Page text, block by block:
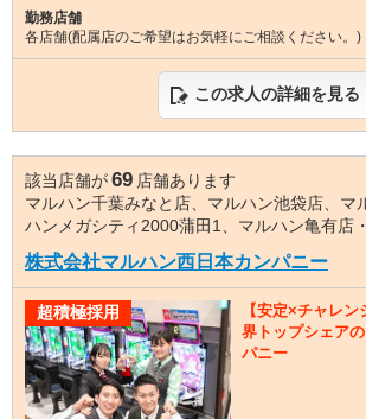
勤務店舗
各店舗(配属店のご希望はお気軽にご相談ください。)
この求人の詳細を見る
該当店舗が69 店舗あります
マルハン千葉みなと店、マルハン池袋店、マ
ハンメガシティ2000蒲田1、マルハン亀有店
株式会社マルハン西日本カンパニー
超積極採用
【安定×チャレ
界トップシェア
パニー